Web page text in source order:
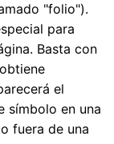
"folio").
para
Basta con
el
símbolo en una
fuera de una